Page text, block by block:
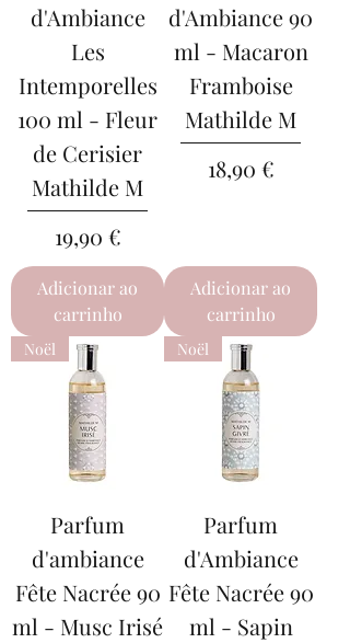
d'Ambiance
Les
Intemporelles
100 ml - Fleur
de Cerisier
Mathilde M
Preço
19,90 €
Adicionar ao
carrinho
d'Ambiance 90
ml - Macaron
Framboise
Mathilde M
Preço
18,90 €
Adicionar ao
carrinho
Noël
Parfum
d'ambiance
Fête Nacrée 90
ml - Musc Irisé
Noël
Parfum
d'Ambiance
Fête Nacrée 90
ml - Sapin